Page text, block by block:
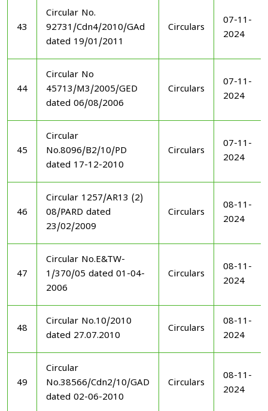
43
Circular No.
92731/Cdn4/2010/GAd
dated 19/01/2011
Circulars
07-11-
2024
44
Circular No
45713/M3/2005/GED
dated 06/08/2006
Circulars
07-11-
2024
45
Circular
No.8096/B2/10/PD
dated 17-12-2010
Circulars
07-11-
2024
46
Circular 1257/AR13 (2)
08/PARD dated
23/02/2009
Circulars
08-11-
2024
47
Circular No.E&TW-
1/370/05 dated 01-04-
2006
Circulars
08-11-
2024
48
Circular No.10/2010
dated 27.07.2010
Circulars
08-11-
2024
49
Circular
No.38566/Cdn2/10/GAD
dated 02-06-2010
Circulars
08-11-
2024